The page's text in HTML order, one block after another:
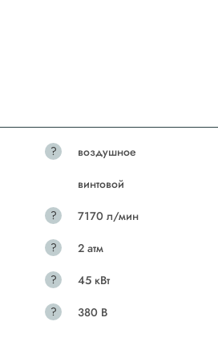
?
воздушное
винтовой
?
7170 л/мин
?
2 атм
?
45 кВт
? 380 В